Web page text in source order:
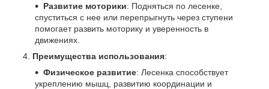
Развитие моторики: Подняться по лесенке,
спуститься с нее или перепрыгнуть через ступени
помогает развить моторику и уверенность в
движениях.
Преимущества использования:
Физическое развитие: Лесенка способствует
укреплению мышц, развитию координации и